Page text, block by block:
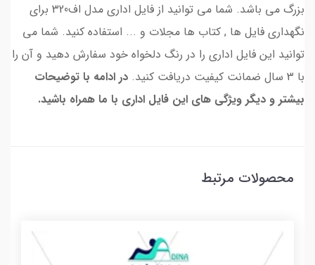
بزرگ می باشد. شما می توانید از فایل اداری مدل اف320 برای
نگهداری فایل ها , کتاب ها مجلات و ... استفاده کنید. شما می
توانید این فایل اداری را در رنگ دلخواه خود سفارش دهید و آن را
با 3 سال ضمانت کیفیت دریافت کنید.
در ادامه با توضیحات
بیشتر و دیگر ویژگی های این فایل اداری با ما همراه باشید.
محصولات مرتبط